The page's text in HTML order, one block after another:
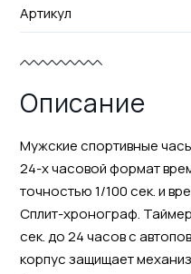
Артикул
Описание
Мужские спортивные
24-х часовой формат
точностью 1/100 сек. и
Сплит-хронограф.
сек. до 24 часов с
корпус защищает